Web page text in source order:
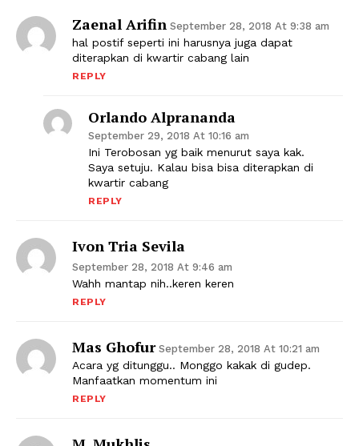
Zaenal Arifin September 28, 2018 At 9:38 am
hal postif seperti ini harusnya juga dapat
diterapkan di kwartir cabang lain
REPLY
Orlando Alprananda
September 29, 2018 At 10:16 am
Ini Terobosan yg baik menurut saya kak.
Saya setuju. Kalau bisa bisa diterapkan di
kwartir cabang
REPLY
Ivon Tria Sevila
September 28, 2018 At 9:46 am
Wahh mantap nih..keren keren
REPLY
Mas Ghofur September 28, 2018 At 10:21 am
Acara yg ditunggu.. Monggo kakak di gudep.
Manfaatkan momentum ini
REPLY